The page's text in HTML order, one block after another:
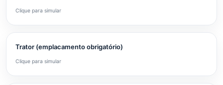
Clique para simular
Trator (emplacamento obrigatório)
Clique para simular